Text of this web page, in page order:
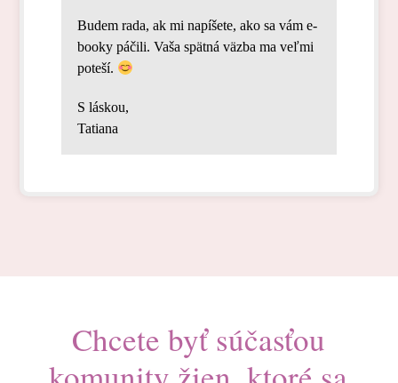
Budem rada, ak mi napíšete, ako sa vám e-
booky páčili. Vaša spätná väzba ma veľmi
poteší.
S láskou,
Tatiana
Chcete byť súčasťou